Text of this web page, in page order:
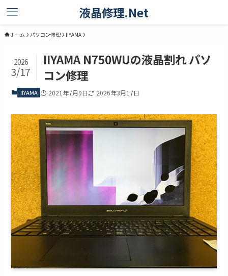
液晶修理.Net
ホーム パソコン修理 IIYAMA
IIYAMA N750WUの液晶割れ パソ
コン修理
2026
3/17
IIYAMA 2021年7月9日 2026年3月17日